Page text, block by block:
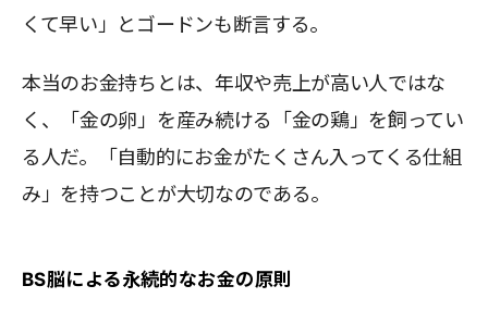
くて早い」とゴードンも断言する。
本当のお金持ちとは、年収や売上が高い人ではな
く、「金の卵」を産み続ける「金の鶏」を飼ってい
る人だ。「自動的にお金がたくさん入ってくる仕組
み」を持つことが大切なのである。
BS脳による永続的なお金の原則